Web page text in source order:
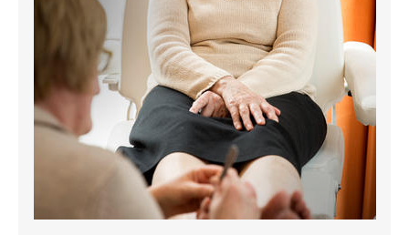
2610 Wilrijk
2660 Hoboken